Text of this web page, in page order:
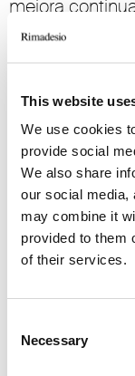
This website
We use cookies
provide social
We also share
our social media,
may combine it
provided to them
of their services.
Selection
Necessary
mejora
•
actividades
• Implicación
partes
salud y
realización y
• Formación e
en materia de
• Fomento de
•